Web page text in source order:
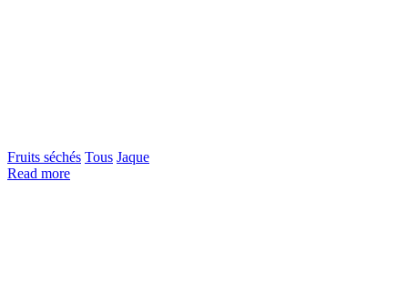
Fruits séchés Tous Jaque
Read more